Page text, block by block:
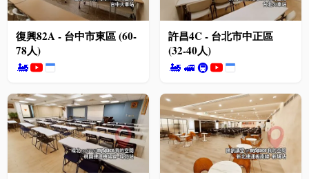
復興82A - 台中市東區 (60-
78人)
🚂
許昌4C - 台北市中正區
(32-40人)
🚂 🚅🚇